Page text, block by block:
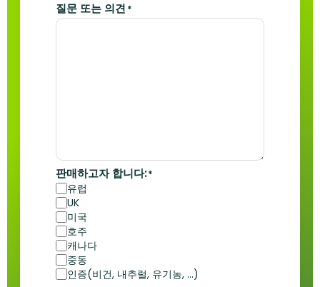
질문 또는 의견 *
판매하고자 합니다:*
유럽
UK
미국
호주
캐나다
중동
인증(비건, 내추럴, 유기농, ...)